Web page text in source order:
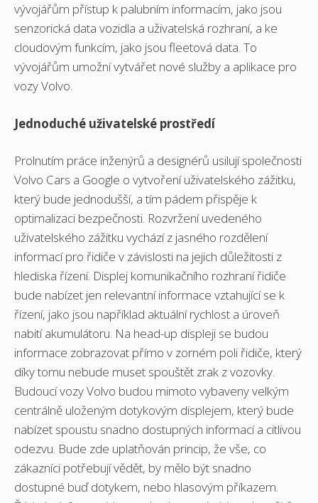
vývojářům přístup k palubním informacím, jako jsou
senzorická data vozidla a uživatelská rozhraní, a ke
cloudovým funkcím, jako jsou fleetová data. To
vývojářům umožní vytvářet nové služby a aplikace pro
vozy Volvo.
Jednoduché uživatelské prostředí
Prolnutím práce inženýrů a designérů usilují společnosti
Volvo Cars a Google o vytvoření uživatelského zážitku,
který bude jednodušší, a tím pádem přispěje k
optimalizaci bezpečnosti. Rozvržení uvedeného
uživatelského zážitku vychází z jasného rozdělení
informací pro řidiče v závislosti na jejich důležitosti z
hlediska řízení. Displej komunikačního rozhraní řidiče
bude nabízet jen relevantní informace vztahující se k
řízení, jako jsou například aktuální rychlost a úroveň
nabití akumulátoru. Na head-up displeji se budou
informace zobrazovat přímo v zorném poli řidiče, který
díky tomu nebude muset spouštět zrak z vozovky.
Budoucí vozy Volvo budou mimoto vybaveny velkým
centrálně uloženým dotykovým displejem, který bude
nabízet spoustu snadno dostupných informací a citlivou
odezvu. Bude zde uplatňován princip, že vše, co
zákazníci potřebují vědět, by mělo být snadno
dostupné buď dotykem, nebo hlasovým příkazem.